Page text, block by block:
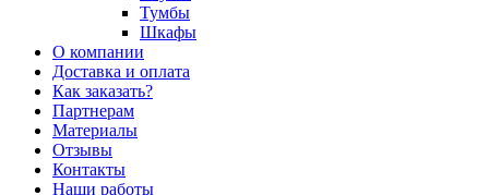
Тумбы
Шкафы
О компании
Доставка и оплата
Как заказать?
Партнерам
Материалы
Отзывы
Контакты
Наши работы